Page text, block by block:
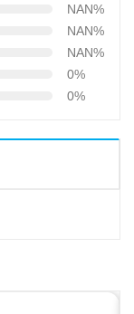
NAN%
NAN%
NAN%
0%
0%